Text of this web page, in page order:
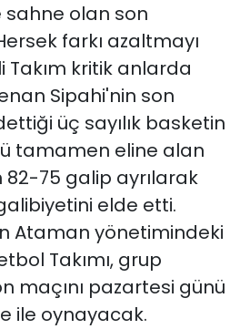
sahne olan son
farkı azaltmayı
Takım kritik anlarda
Sipahi'nin son
üç sayılık basketin
tamamen eline alan
75 galip ayrılarak
elde etti.
Ataman yönetimindeki
Takımı, grup
maçını pazartesi günü
ile oynayacak.